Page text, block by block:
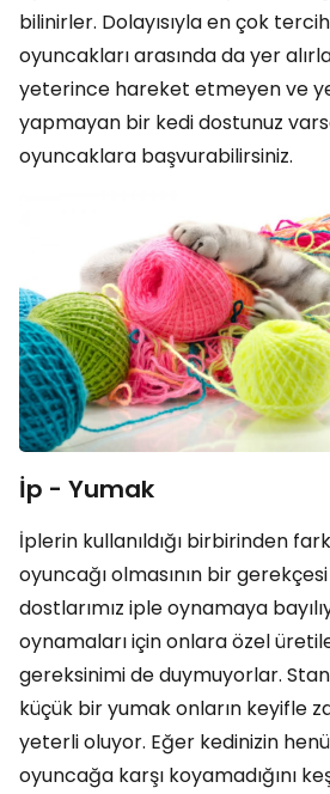
bilinirler. Dolayısıyla en çok
oyuncakları arasında da yer
yeterince hareket etmeyen ve
yapmayan bir kedi dostunuz
oyuncaklara başvurabilirsiniz.
İp - Yumak
İplerin kullanıldığı birbirinden
oyuncağı olmasının bir
dostlarımız iple oynamaya
oynamaları için onlara özel
gereksinimi de duymuyorlar.
küçük bir yumak onların keyifle
yeterli oluyor. Eğer kedinizin
oyuncağa karşı koyamadığını